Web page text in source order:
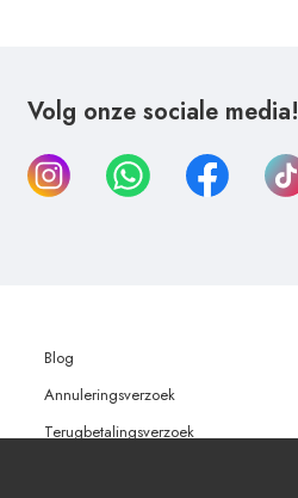
Volg onze sociale media!
Blog
Annuleringsverzoek
Terugbetalingsverzoek